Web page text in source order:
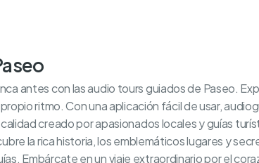
antes con las audio tours guiados de Paseo.
ritmo. Con una aplicación fácil de usar,
creado por apasionados locales y guías
la rica historia, los emblemáticos lugares y
Embárcate en un viaje extraordinario por el